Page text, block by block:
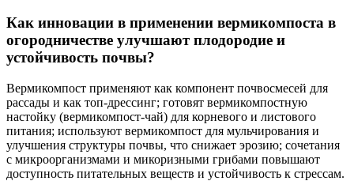
Как инновации в применении вермикомпоста в
огородничестве улучшают плодородие и
устойчивость почвы?
Вермикомпост применяют как компонент почвосмесей для
рассады и как топ-дрессинг; готовят вермикомпостную
настойку (вермикомпост-чай) для корневого и листового
питания; используют вермикомпост для мульчирования и
улучшения структуры почвы, что снижает эрозию; сочетания
с микроорганизмами и микоризными грибами повышают
доступность питательных веществ и устойчивость к стрессам.